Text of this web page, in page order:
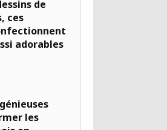
de
ces
adorables
les